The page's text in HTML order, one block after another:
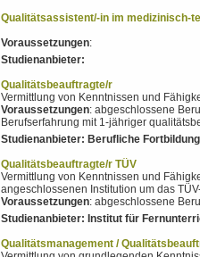
Qualitätsassistent/-in im medizinisch-
Voraussetzungen:
Studienanbieter:
Qualitätsbeauftragte/r
Vermittlung von Kenntnissen und
Voraussetzungen: abgeschlossene
Berufserfahrung mit 1-jähriger
Studienanbieter: Berufliche
Qualitätsbeauftragte/r TÜV
Vermittlung von Kenntnissen und
angeschlossenen Institution um das
Voraussetzungen: abgeschlossene
Studienanbieter: Institut für
Qualitätsmanagement /